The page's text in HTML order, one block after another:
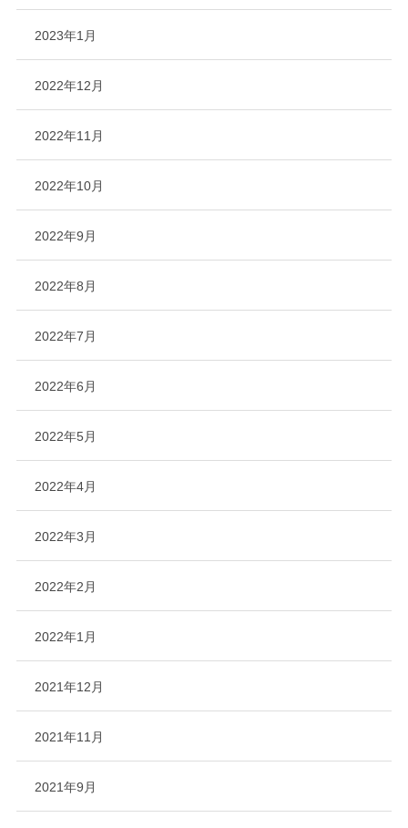
2023年1月
2022年12月
2022年11月
2022年10月
2022年9月
2022年8月
2022年7月
2022年6月
2022年5月
2022年4月
2022年3月
2022年2月
2022年1月
2021年12月
2021年11月
2021年9月